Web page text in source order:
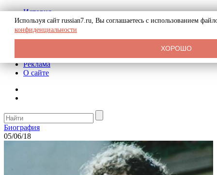
История
Биография
Криминал
СССР
Реклама
О сайте
Биография
05/06/18
Используя сайт russian7.ru, Вы соглашаетесь с использованием
конфиденциальности
ХОРОШО